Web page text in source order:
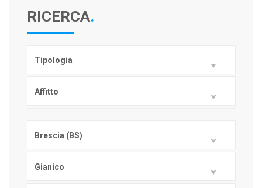
RICERCA.
Tipologia
Affitto
Brescia (BS)
Gianico